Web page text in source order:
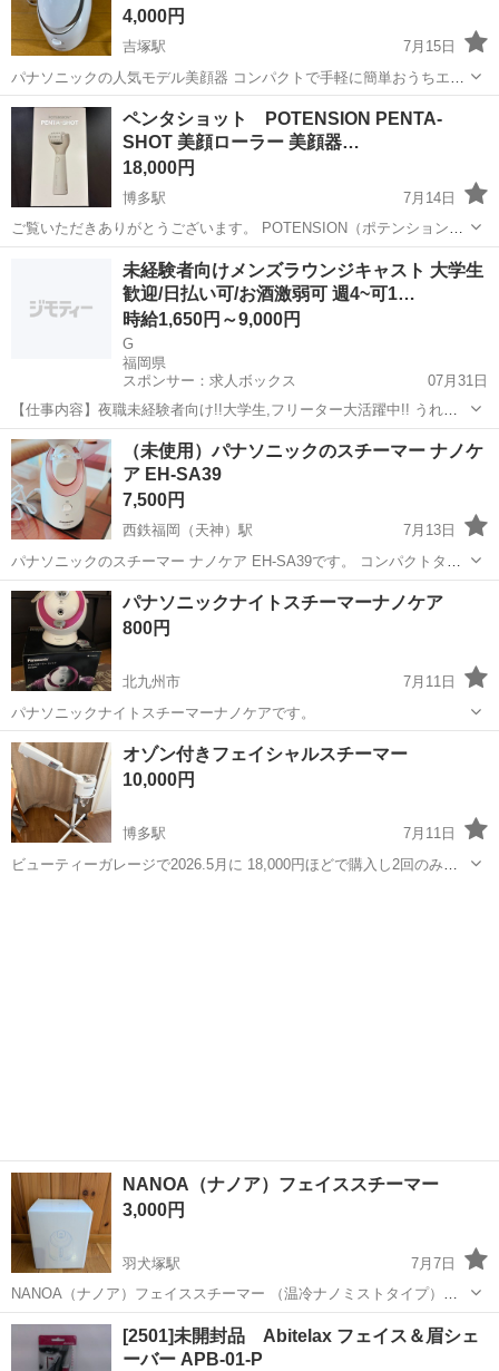
4,000円
吉塚駅
7月15日
パナソニックの人気モデル美顔器 コンパクトで手軽に簡単おうちエス
テが楽しめる、フェイススチーマーナノケアです♪ 型番:EH-SA3B-
N（ゴールド調） ■電源方式：交流式 ■スチーム・ミストの種類：ナノ
サイズの温スチーム...
福岡 福岡市 吉塚駅 美容家電
ペンタショット POTENSION PENTA-
SHOT 美顔ローラー 美顔器…
18,000円
博多駅
7月14日
ご覧いただきありがとうございます。 POTENSION（ポテンション）
PENTA-SHOT 美顔ローラーになります。 １回使用しましたが、ピリ
ピリ感が合わず手放すことにしました。 【商品内容】 ・PENTA-
博多駅 ローラー
未経験者向けメンズラウンジキャスト 大学生
歓迎/日払い可/お酒激弱可 週4~可1…
時給1,650円～9,000円
G
福岡県
スポンサー：求人ボックス
07月31日
【仕事内容】夜職未経験者向け!!大学生,フリーター大活躍中!! うれし
い給料手渡し 『汗かきたくない!立ち仕事,歩き回り続けるの嫌だ! でも
接客業したい!室内で楽しく安定収入得つつ, 昼職より素早くがっつり
稼ぎたい』 →こう思う方...
アルバイト・パート
（未使用）パナソニックのスチーマー ナノケ
ア EH-SA39
7,500円
西鉄福岡（天神）駅
7月13日
パナソニックのスチーマー ナノケア EH-SA39です。 コンパクトタイ
プで、手軽に肌の保湿ケアやディープクレンジングができます。 主な
特徴 ナノサイズのスチーム：肉眼では見えないナノサイズのスチーム
が角質層まで浸透し、...
福岡 福岡市 西鉄福岡（天神）駅
パナソニックナイトスチーマーナノケア
800円
北九州市
7月11日
パナソニックナイトスチーマーナノケアです。
福岡 北九州市 美容家電
オゾン付きフェイシャルスチーマー
10,000円
博多駅
7月11日
ビューティーガレージで2026.5月に 18,000円ほどで購入し2回のみ使
NANOA（ナノア）フェイススチーマー
3,000円
羽犬塚駅
7月7日
NANOA（ナノア）フェイススチーマー （温冷ナノミストタイプ）
NANOA フェイススチーマー ナノミスト 美顔器 動作確認済み 元箱付
保湿・毛穴ケア...
福岡 八女市 羽犬塚駅 美容家電
[2501]未開封品 Abitelax フェイス＆眉シェ
ーバー APB-01-P